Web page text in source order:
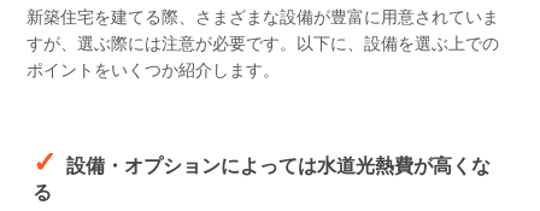
新築住宅を建てる際、さまざまな設備が豊富に用意されていま
すが、選ぶ際には注意が必要です。以下に、設備を選ぶ上での
ポイントをいくつか紹介します。
設備・オプションによっては水道光熱費が高くな
る